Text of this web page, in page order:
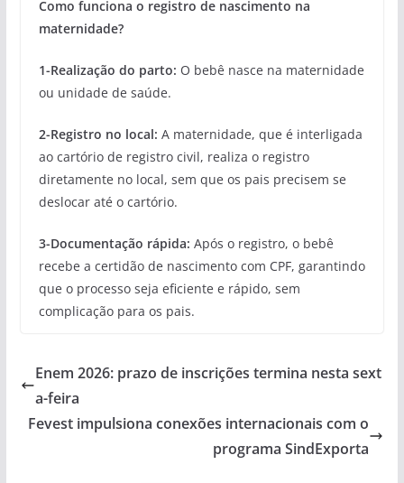
Como funciona o registro de nascimento na
maternidade?
1-Realização do parto: O bebê nasce na maternidade
ou unidade de saúde.
2-Registro no local: A maternidade, que é interligada
ao cartório de registro civil, realiza o registro
diretamente no local, sem que os pais precisem se
deslocar até o cartório.
3-Documentação rápida: Após o registro, o bebê
recebe a certidão de nascimento com CPF, garantindo
que o processo seja eficiente e rápido, sem
complicação para os pais.
Enem 2026: prazo de inscrições termina nesta sext
a-feira
Fevest impulsiona conexões internacionais com o
programa SindExporta